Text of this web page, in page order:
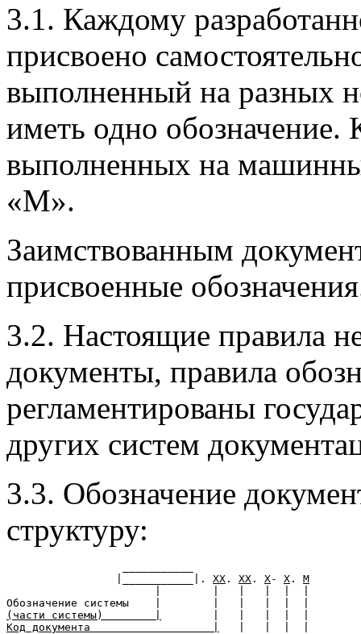
3.1. Каждому
присвоено
выполненный на разных
иметь одно
выполненных на
«М».
Заимствованным
присвоенные
3.2. Настоящие правила
документы, правила
регламентированы
других систем
3.3. Обозначение
структуру:
                 |___________|.
XX . XX . X- X . M
(части системы)        |
Код документа                   |